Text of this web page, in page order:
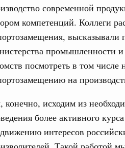
современной
компетенций. Коллеги
промышленности и
посмотреть в том
на
исходим из
более активного
интересов
и въездной туризм
Порядка 110
в 35 регионах
и технологий
и гуманитарные
участие в
форума и